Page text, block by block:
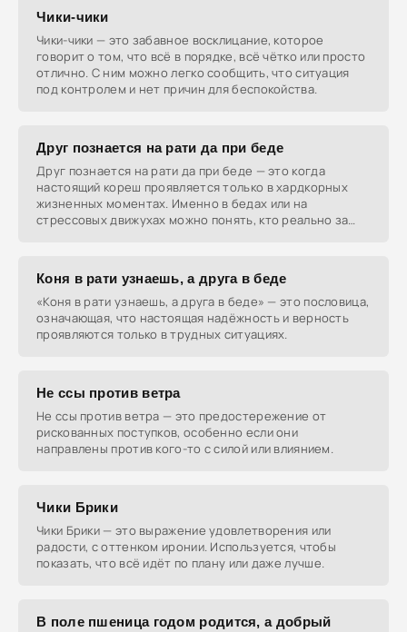
Чики-чики
Чики-чики — это забавное восклицание, которое
говорит о том, что всё в порядке, всё чётко или просто
отлично. С ним можно легко сообщить, что ситуация
под контролем и нет причин для беспокойства.
Друг познается на рати да при беде
Друг познается на рати да при беде — это когда
настоящий кореш проявляется только в хардкорных
жизненных моментах. Именно в бедах или на
стрессовых движухах можно понять, кто реально за
Коня в рати узнаешь, а друга в беде
«Коня в рати узнаешь, а друга в беде» — это пословица,
означающая, что настоящая надёжность и верность
проявляются только в трудных ситуациях.
Не ссы против ветра
Не ссы против ветра — это предостережение от
рискованных поступков, особенно если они
направлены против кого-то с силой или влиянием.
Чики Брики
Чики Брики — это выражение удовлетворения или
радости, с оттенком иронии. Используется, чтобы
показать, что всё идёт по плану или даже лучше.
В поле пшеница годом родится, а добрый